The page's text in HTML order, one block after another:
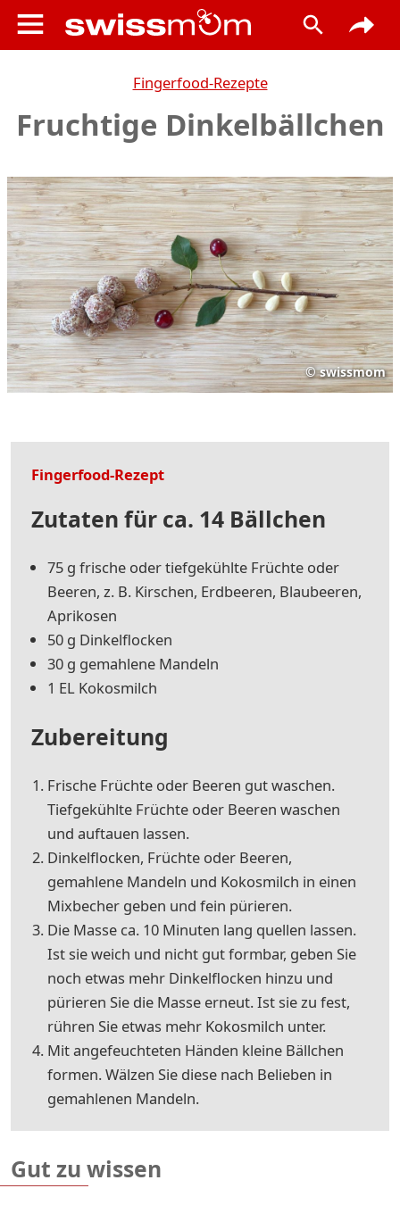
Fingerfood-Rezepte
Fruchtige Dinkelbällchen
© swissmom
Fingerfood-Rezept
Zutaten für ca. 14 Bällchen
75 g frische oder tiefgekühlte Früchte oder
Beeren, z. B. Kirschen, Erdbeeren, Blaubeeren,
Aprikosen
50 g Dinkelflocken
30 g gemahlene Mandeln
1 EL Kokosmilch
Zubereitung
Frische Früchte oder Beeren gut waschen.
Tiefgekühlte Früchte oder Beeren waschen
und auftauen lassen.
Dinkelflocken, Früchte oder Beeren,
gemahlene Mandeln und Kokosmilch in einen
Mixbecher geben und fein pürieren.
Die Masse ca. 10 Minuten lang quellen lassen.
Ist sie weich und nicht gut formbar, geben Sie
noch etwas mehr Dinkelflocken hinzu und
pürieren Sie die Masse erneut. Ist sie zu fest,
rühren Sie etwas mehr Kokosmilch unter.
Mit angefeuchteten Händen kleine Bällchen
formen. Wälzen Sie diese nach Belieben in
gemahlenen Mandeln.
Gut zu wissen